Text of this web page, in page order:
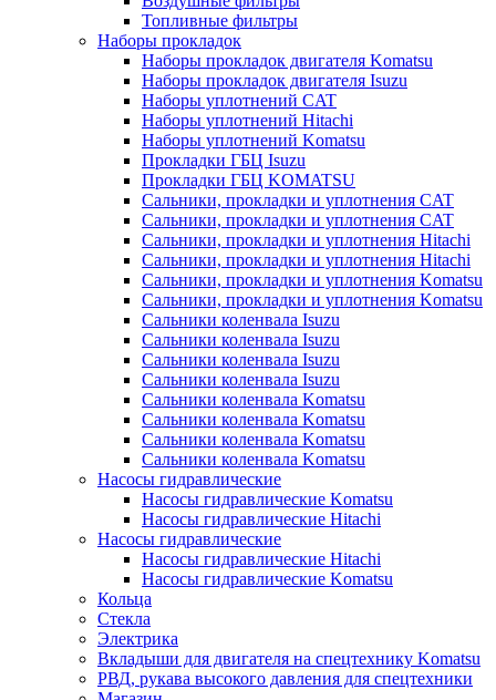
Топливные фильтры
Наборы прокладок
Наборы прокладок двигателя Komatsu
Наборы прокладок двигателя Isuzu
Наборы уплотнений CAT
Наборы уплотнений Hitachi
Наборы уплотнений Komatsu
Прокладки ГБЦ Isuzu
Прокладки ГБЦ KOMATSU
Сальники, прокладки и уплотнения CAT
Сальники, прокладки и уплотнения CAT
Сальники, прокладки и уплотнения Hitachi
Сальники, прокладки и уплотнения Hitachi
Сальники, прокладки и уплотнения Komatsu
Сальники, прокладки и уплотнения Komatsu
Сальники коленвала Isuzu
Сальники коленвала Isuzu
Сальники коленвала Isuzu
Сальники коленвала Isuzu
Сальники коленвала Komatsu
Сальники коленвала Komatsu
Сальники коленвала Komatsu
Сальники коленвала Komatsu
Насосы гидравлические
Насосы гидравлические Komatsu
Насосы гидравлические Hitachi
Насосы гидравлические
Насосы гидравлические Hitachi
Насосы гидравлические Komatsu
Кольца
Стекла
Электрика
Вкладыши для двигателя на спецтехнику Komatsu
РВД, рукава высокого давления для спецтехники